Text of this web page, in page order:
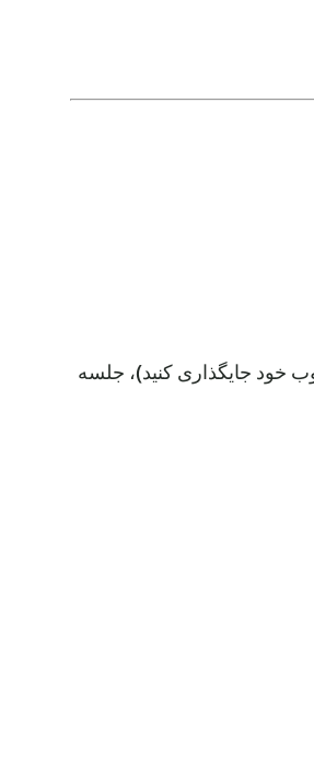
خود جایگذاری کنید)، جلسه